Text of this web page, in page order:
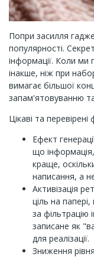
Попри засилля
популярності.
інформації. Коли
інакше, ніж при
вимагає більшої
запам'ятовуванню
Цікаві та
Ефект
що
краще,
написання, а
Активізація
ціль на
за фільтрацію
записане як
для реалізації.
Зниження